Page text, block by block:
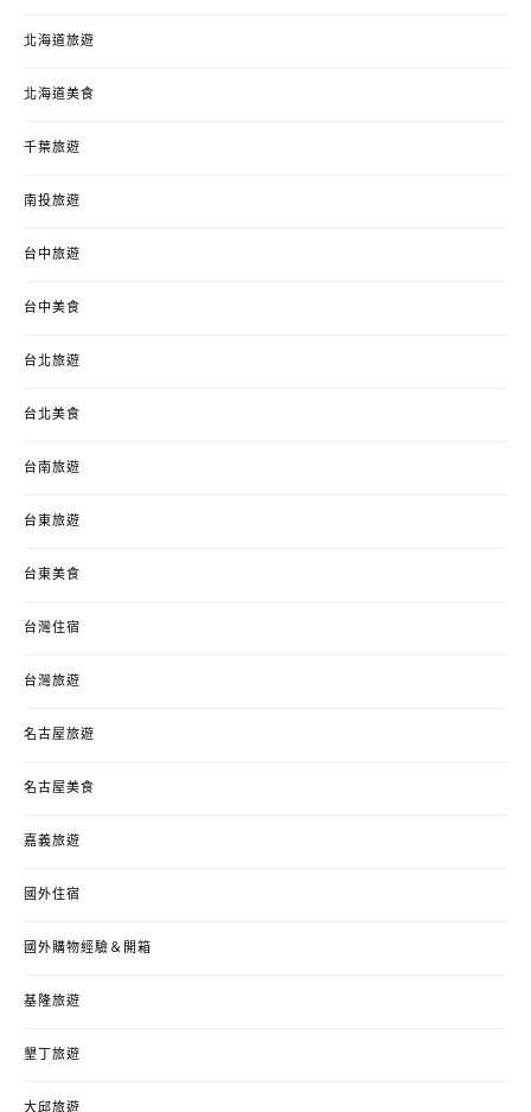
北海道旅遊
北海道美食
千葉旅遊
南投旅遊
台中旅遊
台中美食
台北旅遊
台北美食
台南旅遊
台東旅遊
台東美食
台灣住宿
台灣旅遊
名古屋旅遊
名古屋美食
嘉義旅遊
國外住宿
國外購物經驗＆開箱
基隆旅遊
墾丁旅遊
大邱旅遊